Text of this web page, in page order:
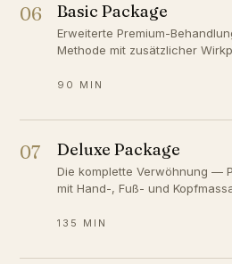
06 Basic Package
Erweiterte Premium-
Methode mit zusätzlicher
90 MIN
07 Deluxe Package
Die komplette Verwöhnung —
mit Hand-, Fuß- und
135 MIN